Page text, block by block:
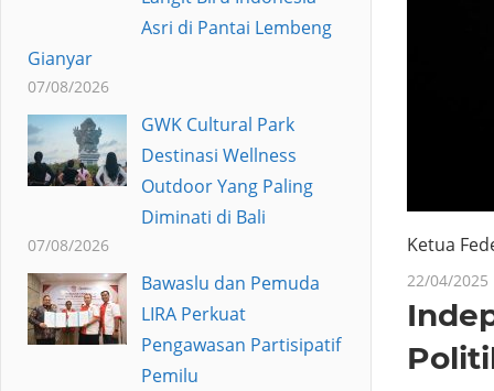
Ketua
22/04/2025
Asri di Pantai Lembeng
Gianyar
07/08/2026
GWK Cultural Park
Destinasi Wellness
Outdoor Yang Paling
Diminati di Bali
07/08/2026
Bawaslu dan Pemuda
LIRA Perkuat
Pengawasan Partisipatif
Pemilu